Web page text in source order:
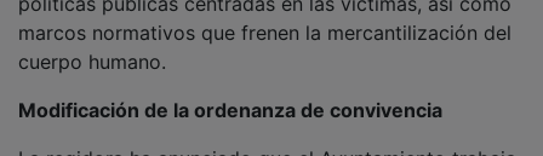
marcos normativos que frenen la mercantilización del
cuerpo humano.